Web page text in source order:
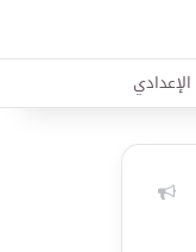
الإعدادي